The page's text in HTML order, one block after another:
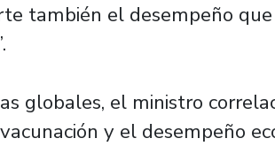
también el desempeño
globales, el ministro
y el desempeño